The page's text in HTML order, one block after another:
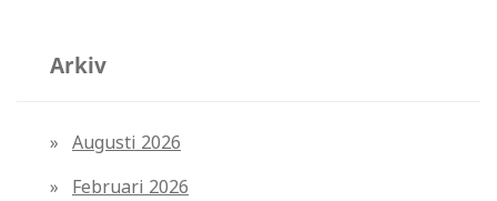
Arkiv
Augusti 2026
Februari 2026